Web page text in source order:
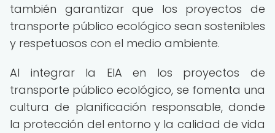
también garantizar que los proyectos de
transporte público ecológico sean sostenibles
y respetuosos con el medio ambiente.
Al integrar la EIA en los proyectos de
transporte público ecológico, se fomenta una
cultura de planificación responsable, donde
la protección del entorno y la calidad de vida